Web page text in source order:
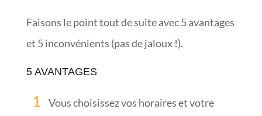
Faisons le point tout de suite avec 5 avantages
et 5 inconvénients (pas de jaloux !).
5 AVANTAGES
Vous choisissez vos horaires et votre